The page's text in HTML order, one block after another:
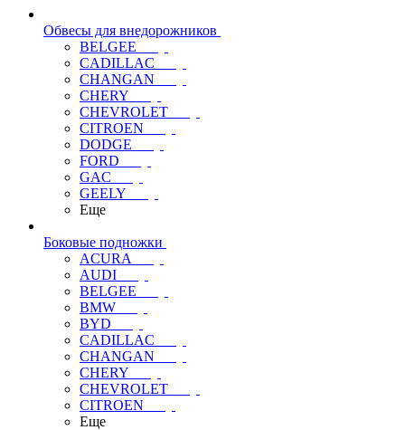
Обвесы для внедорожников
BELGEE
CADILLAC
CHANGAN
CHERY
CHEVROLET
CITROEN
DODGE
FORD
GAC
GEELY
Еще
Боковые подножки
ACURA
AUDI
BELGEE
BMW
BYD
CADILLAC
CHANGAN
CHERY
CHEVROLET
CITROEN
Еще